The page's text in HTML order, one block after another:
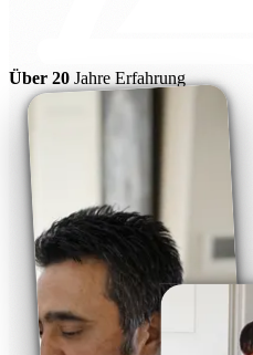
Über 20 Jahre Erfahrung